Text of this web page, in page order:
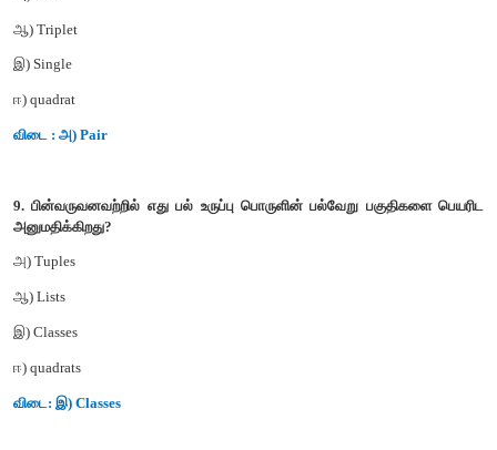
அ) Built in datatype
ஆ) Derived datatype
இ) Concrete datatype
விடை : ஈ) Abstract datatype
7. பின்வருவனவற்றில் எது கலவை அமைப்பு?
அ) Pair
ஆ) Triplet